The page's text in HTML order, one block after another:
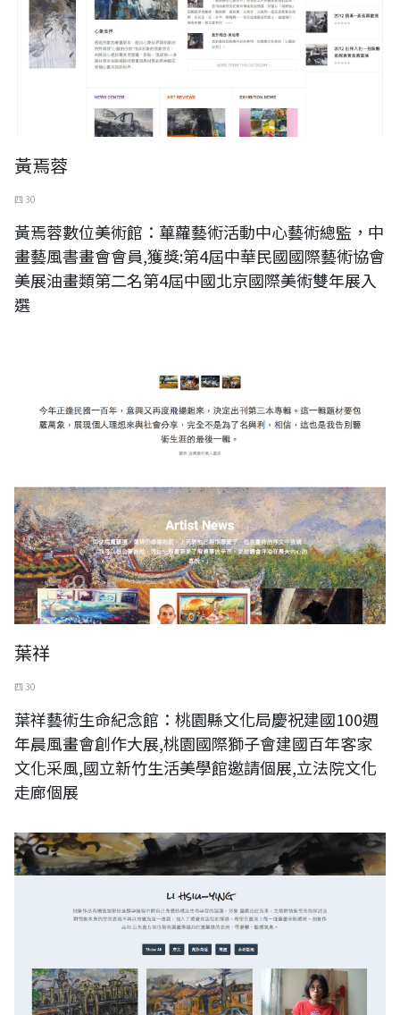
黃焉蓉
四 30
黃焉蓉數位美術館：蓽蘿藝術活動中心藝術總監，中
畫藝風書畫會會員,獲獎:第4屆中華民國國際藝術協會
美展油畫類第二名第4屆中國北京國際美術雙年展入
選
葉祥
四 30
葉祥藝術生命紀念館：桃園縣文化局慶祝建國100週
年晨風畫會創作大展,桃園國際獅子會建國百年客家
文化采風,國立新竹生活美學館邀請個展,立法院文化
走廊個展